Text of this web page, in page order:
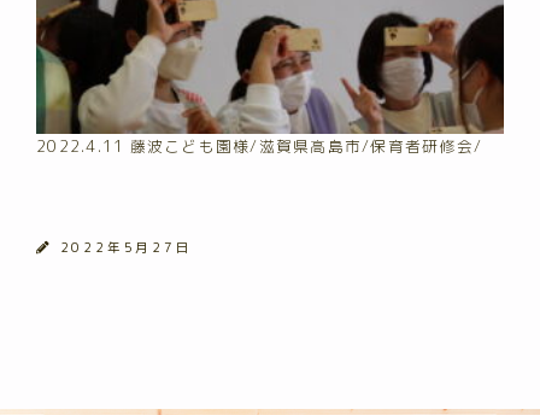
2022.4.11 藤波こども園様/滋賀県高島市/保育者研修会/
2022年5月27日